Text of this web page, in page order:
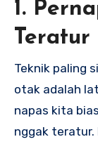
1.
Teratur
Teknik paling
otak adalah
napas kita
nggak teratur.